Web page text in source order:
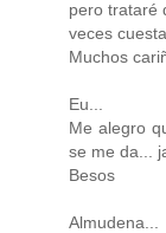
pero trataré
veces
Muchos
Eu...
Me alegro
se me da...
Besos
Almudena...